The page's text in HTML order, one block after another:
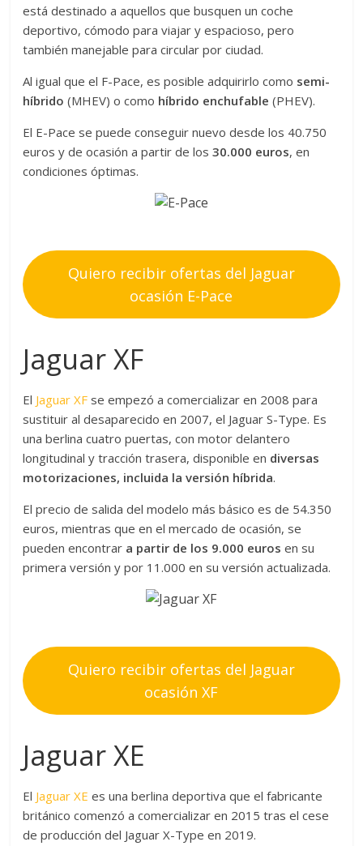
está destinado a aquellos que busquen un coche
deportivo, cómodo para viajar y espacioso, pero
también manejable para circular por ciudad.
Al igual que el F-Pace, es posible adquirirlo como semi-
híbrido (MHEV) o como híbrido enchufable (PHEV).
El E-Pace se puede conseguir nuevo desde los 40.750
euros y de ocasión a partir de los30.000 euros, en
condiciones óptimas.
Quiero recibir ofertas del Jaguar
ocasión E-Pace
Jaguar XF
El Jaguar XF se empezó a comercializar en 2008 para
sustituir al desaparecido en 2007, el Jaguar S-Type. Es
una berlina cuatro puertas, con motor delantero
longitudinal y tracción trasera, disponible en diversas
motorizaciones, incluida la versión híbrida.
El precio de salida del modelo más básico es de 54.350
euros, mientras que en el mercado de ocasión, se
pueden encontrar a partir de los 9.000 euros en su
primera versión y por 11.000 en su versión actualizada.
Quiero recibir ofertas del Jaguar
ocasión XF
Jaguar XE
El Jaguar XE es una berlina deportiva que el fabricante
británico comenzó a comercializar en 2015 tras el cese
de producción del Jaguar X-Type en 2019.